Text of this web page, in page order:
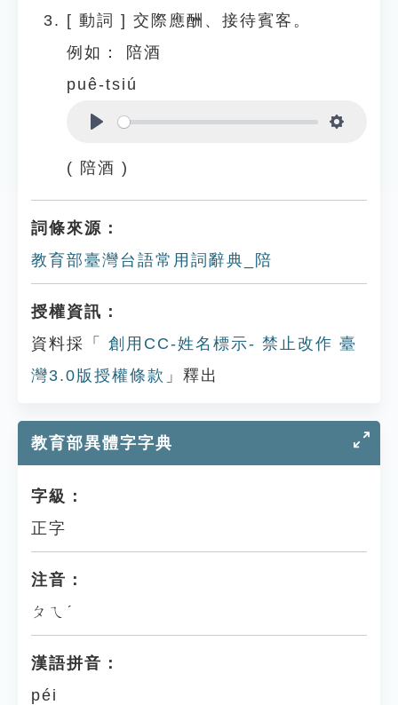
[ 動詞 ] 交際應酬、接待賓客。
例如：
陪酒
puê-tsiú
( 陪酒 )
詞條來源：
教育部臺灣台語常用詞辭典_陪
授權資訊：
資料採「
創用CC-姓名標示- 禁止改作 臺
灣3.0版授權條款 」釋出
教育部異體字字典
字級：
正字
注音：
ㄆㄟˊ
漢語拼音：
péi